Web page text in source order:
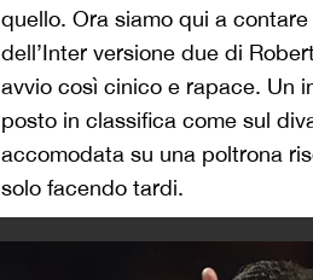
quello. Ora siamo qui a
dell’Inter versione due di
avvio così cinico e rapace. Un
posto in classifica come sul
accomodata su una poltrona
solo facendo tardi.